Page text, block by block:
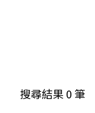
搜尋結果0筆